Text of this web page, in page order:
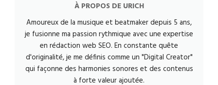
À PROPOS DE URICH
Amoureux de la musique et beatmaker depuis 5 ans,
je fusionne ma passion rythmique avec une expertise
en rédaction web SEO. En constante quête
d'originalité, je me définis comme un "Digital Creator"
qui façonne des harmonies sonores et des contenus
à forte valeur ajoutée.